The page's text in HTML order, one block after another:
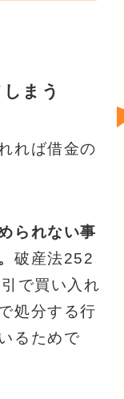
まう
れば借金の
られない事
破産法252
で買い入れ
処分する行
るためで